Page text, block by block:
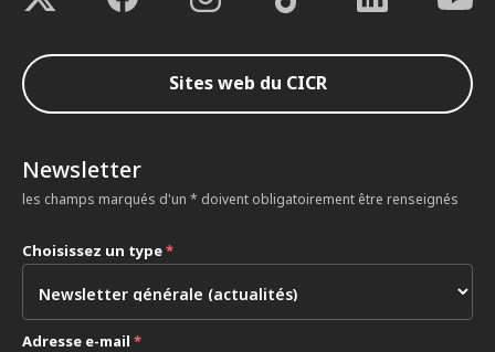
Sites web du CICR
Newsletter
les champs marqués d'un * doivent obligatoirement être renseignés
Choisissez un type*
Adresse e-mail *